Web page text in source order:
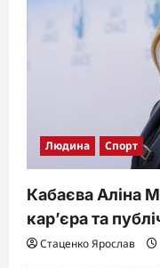
Людина Спорт
Кабаєва Аліна
кар’єра та
Стаценко Ярослав